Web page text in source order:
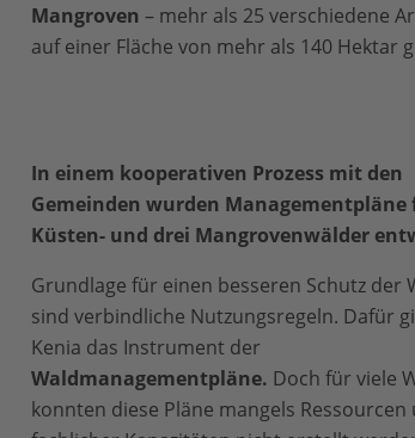
Mangroven – mehr als 25 verschiedene
auf einer Fläche von mehr als 140 Hektar
In einem kooperativen Prozess mit den
Gemeinden wurden
Küsten- und drei Mangrovenwälder
Grundlage für einen besseren Schutz der
sind verbindliche Nutzungsregeln. Dafür
Kenia das Instrument der
Waldmanagementpläne. Doch für viele
konnten diese Pläne mangels Ressourcen